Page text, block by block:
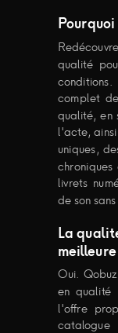
qualité
complet
qualité, en
l'acte,
uniques,
chroniques
livrets
de son
La
meilleure
Oui.
en qualité
l'offre